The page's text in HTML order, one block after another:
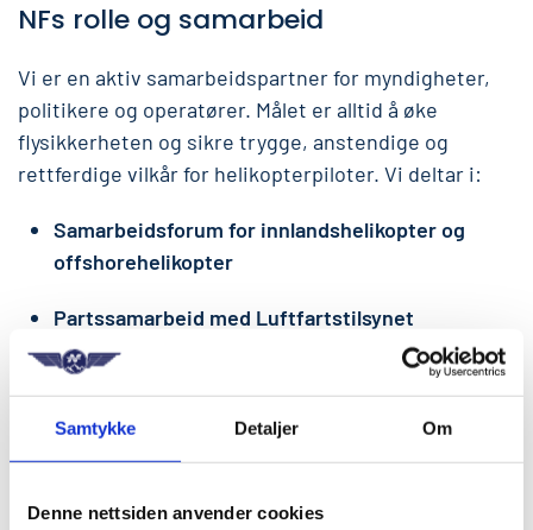
Samtykke Detaljer Om
Denne nettsiden anvender cookies
NFs rolle og samarbeid
Vi er en aktiv samarbeidspartner for myndigheter,
politikere og operatører. Målet er alltid å øke
flysikkerheten og sikre trygge, anstendige og
rettferdige vilkår for helikopterpiloter. Vi deltar i:
Samarbeidsforum for innlandshelikopter og
offshorehelikopter
Partssamarbeid med Luftfartstilsynet
Arbeid med operatører, kunder og innkjøpere
for bedre sikkerhetsrutiner